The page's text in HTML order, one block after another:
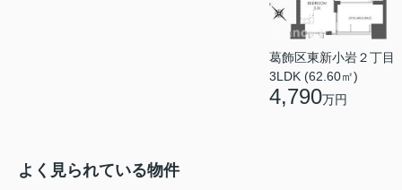
葛飾区東新小岩２丁目
3LDK (62.60㎡)
4,790万円
よく見られている物件